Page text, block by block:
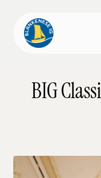
content
BIG
BIG
Classic